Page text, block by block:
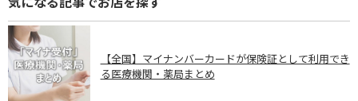
【全国】マイナンバーカードが保険証として利用でき
る医療機関・薬局まとめ